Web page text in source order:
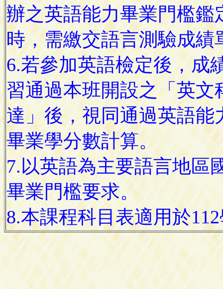
辦之英語能力畢業門檻
時，需繳交語言測驗成
6.若參加英語檢定後，成
習通過本班開設之「英
達」後，視同通過英語
畢業學分數計算。
7.以英語為主要語言地區
畢業門檻要求。
8.本課程科目表適用於